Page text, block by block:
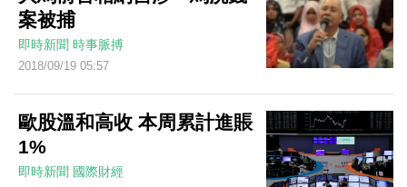
案被捕
即時新聞 時事脈搏
2018/09/19 05:57
歐股溫和高收 本周累計進賬
1%
即時新聞 國際財經